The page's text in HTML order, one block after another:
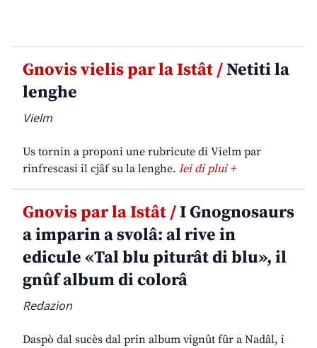
Gnovis vielis par la Istât /Netiti la
lenghe
Vielm
Us tornin a proponi une rubricute di Vielm par
rinfrescasi il cjâf su la lenghe. lei di plui +
Gnovis par la Istât /I Gnognosaurs
a imparin a svolâ: al rive in
edicule «Tal blu piturât di blu», il
gnûf album di colorâ
Redazion
Daspò dal sucès dal prin album vignût fûr a Nadâl, i